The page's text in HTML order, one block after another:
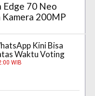
70 Neo
Kamera 200MP
Kini Bisa
Waktu Voting
WIB